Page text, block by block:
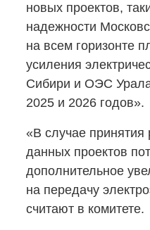
новых проектов,
надежности
на всем горизонте
усиления
Сибири и ОЭС
2025 и 2026 годов».
«В случае
данных проектов
дополнительное
на передачу
считают в комитете.